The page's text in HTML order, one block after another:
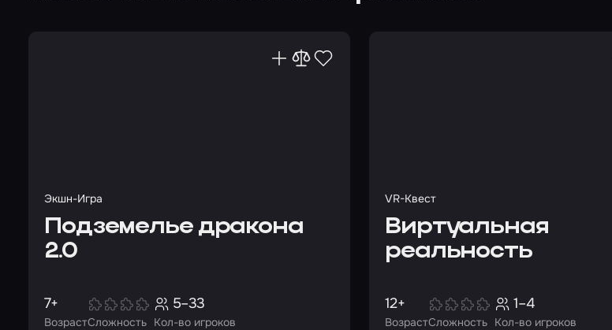
Экшн-Игра
Подземелье дракона
2.0
Возраст
7+
Сложность Кол-во игроков
5–33
VR-Квест
Виртуальная
реальность
Возраст
12+
Сложность Кол-во игроков
1–4